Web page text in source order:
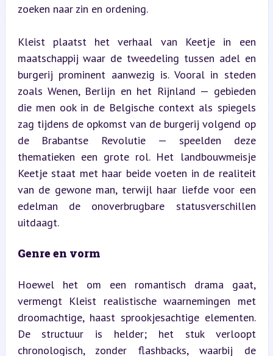
zoeken naar zin en ordening.
Kleist plaatst het verhaal van Keetje in een
maatschappij waar de tweedeling tussen adel en
burgerij prominent aanwezig is. Vooral in steden
zoals Wenen, Berlijn en het Rijnland — gebieden
die men ook in de Belgische context als spiegels
zag tijdens de opkomst van de burgerij volgend op
de Brabantse Revolutie — speelden deze
thematieken een grote rol. Het landbouwmeisje
Keetje staat met haar beide voeten in de realiteit
van de gewone man, terwijl haar liefde voor een
edelman de onoverbrugbare statusverschillen
uitdaagt.
Genre en vorm
Hoewel het om een romantisch drama gaat,
vermengt Kleist realistische waarnemingen met
droomachtige, haast sprookjesachtige elementen.
De structuur is helder; het stuk verloopt
chronologisch, zonder flashbacks, waarbij de